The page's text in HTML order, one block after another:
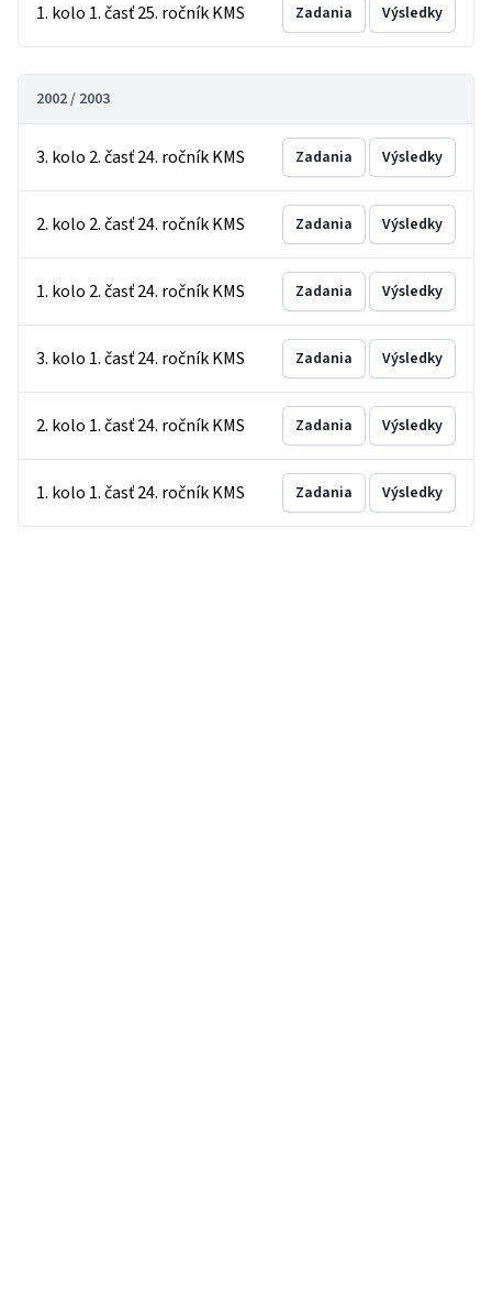
1. kolo 1. časť 25. ročník KMS Zadania Výsledky
2002 / 2003
3. kolo 2. časť 24. ročník KMS Zadania Výsledky
2. kolo 2. časť 24. ročník KMS Zadania Výsledky
1. kolo 2. časť 24. ročník KMS Zadania Výsledky
3. kolo 1. časť 24. ročník KMS Zadania Výsledky
2. kolo 1. časť 24. ročník KMS Zadania Výsledky
1. kolo 1. časť 24. ročník KMS Zadania Výsledky